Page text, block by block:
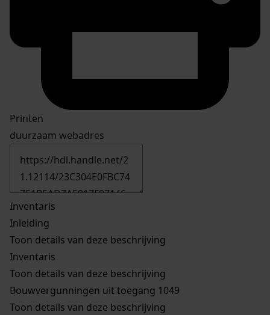
Printen
duurzaam webadres
Inventaris
Inleiding
Toon details van deze beschrijving
Inventaris
Toon details van deze beschrijving
Bouwvergunningen uit toegang 1049
Toon details van deze beschrijving